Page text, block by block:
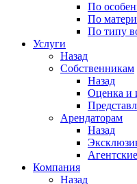
По
По
По типу
Услуги
Назад
Собственникам
Назад
Оценка и
Арендаторам
Назад
Компания
Назад